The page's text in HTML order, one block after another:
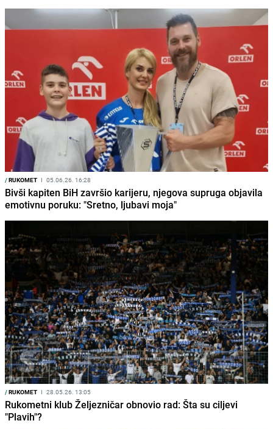
/RUKOMET I 05.06.26. 16:28
Bivši kapiten BiH završio karijeru, njegova supruga objavila
emotivnu poruku: "Sretno, ljubavi moja"
/RUKOMET I 28.05.26. 13:05
Rukometni klub Željezničar obnovio rad: Šta su ciljevi
"Plavih"?